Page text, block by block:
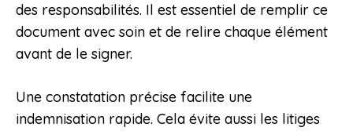
des responsabilités. Il est essentiel de remplir ce
document avec soin et de relire chaque élément
avant de le signer.
Une constatation précise facilite une
indemnisation rapide. Cela évite aussi les litiges